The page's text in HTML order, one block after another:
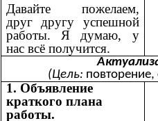
Давайте пожелаем,
друг другу успешной
работы. Я думаю, у
нас всё получится.
(Цель: повторение,
1. Объявление
краткого плана
работы.